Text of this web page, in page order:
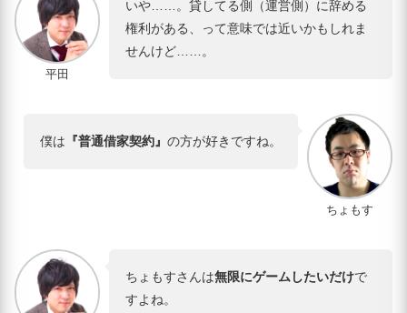
平田
いや……。貸してる側（運営側）に辞める
権利がある、って意味では近いかもしれま
せんけど……。
ちょもす
僕は 『普通借家契約』 の方が好きですね。
ちょもすさんは無限にゲームしたいだけで
すよね。